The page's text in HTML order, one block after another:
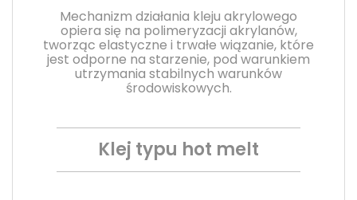
Mechanizm działania kleju akrylowego
opiera się na polimeryzacji akrylanów,
tworząc elastyczne i trwałe wiązanie, które
jest odporne na starzenie, pod warunkiem
utrzymania stabilnych warunków
środowiskowych.
Klej typu hot melt